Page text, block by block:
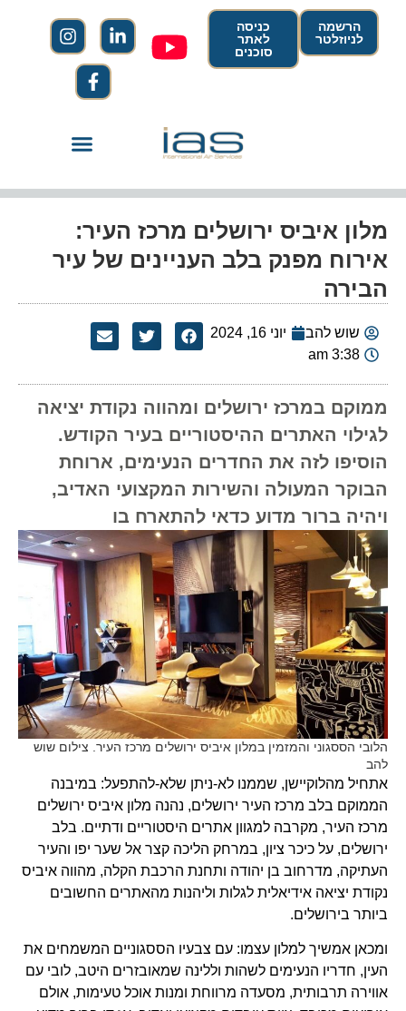
הרשמה
לניוזלטר
כניסה
לאתר
סוכנים
מלון איביס ירושלים מרכז העיר:
אירוח מפנק בלב העניינים של עיר
הבירה
שוש להב
יוני 16, 2024
3:38 am
ממוקם במרכז ירושלים ומהווה נקודת יציאה
לגילוי האתרים ההיסטוריים בעיר הקודש.
הוסיפו לזה את החדרים הנעימים, ארוחת
הבוקר המעולה והשירות המקצועי האדיב,
ויהיה ברור מדוע כדאי להתארח בו
הלובי הססגוני והמזמין במלון איביס ירושלים מרכז העיר. צילום שוש
להב
אתחיל מהלוקיישן, שממנו לא-ניתן שלא-להתפעל: במיבנה
הממוקם בלב מרכז העיר ירושלים, נהנה מלון איביס ירושלים
מרכז העיר, מקרבה למגוון אתרים היסטוריים ודתיים. בלב
ירושלים, על כיכר ציון, במרחק הליכה קצר אל שער יפו והעיר
העתיקה, מדרחוב בן יהודה ותחנת הרכבת הקלה, מהווה איביס
נקודת יציאה אידיאלית לגלות וליהנות מהאתרים החשובים
ביותר בירושלים.
ומכאן אמשיך למלון עצמו: עם צבעיו הססגוניים המשמחים את
העין, חדריו הנעימים לשהות וללינה שמאובזרים היטב, לובי עם
אווירה תרבותית, מסעדה מרווחת ומנות אוכל טעימות, אולם